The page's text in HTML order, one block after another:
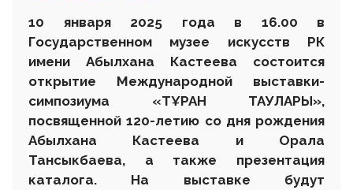
10 января 2025 года в 16.00 в
Государственном музее искусств РК
имени Абылхана Кастеева состоится
открытие Международной выставки-
симпозиума «ТҰРАН ТАУЛАРЫ»,
посвященной 120-летию со дня рождения
Абылхана Кастеева и Орала
Тансыкбаева, а также презентация
каталога. На выставке будут